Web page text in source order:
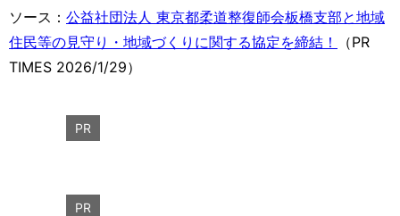
ソース： 公益社団法人 東京都柔道整復師会板橋支部と地域
住民等の見守り・地域づくりに関する協定を締結！
（PR
TIMES 2026/1/29）
PR
PR